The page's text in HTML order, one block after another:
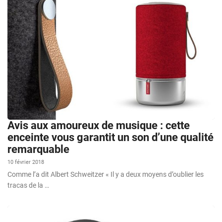
Avis aux amoureux de musique : cette
enceinte vous garantit un son d’une qualité
remarquable
10 février 2018
Comme l’a dit Albert Schweitzer « Il y a deux moyens d’oublier les
tracas de la …